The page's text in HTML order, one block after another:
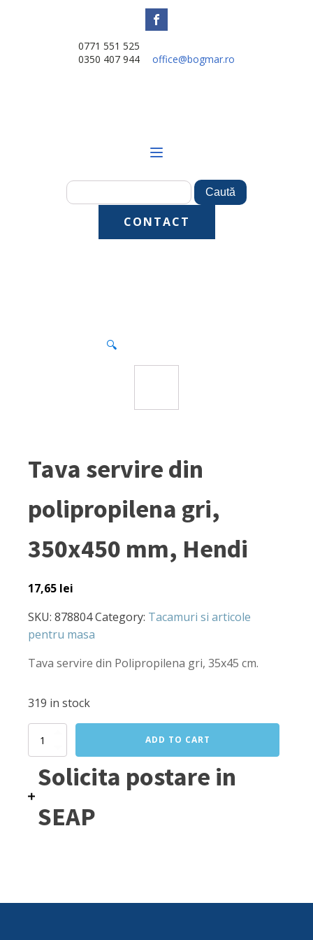
0771 551 525
0350 407 944
office@bogmar.ro
CONTACT
🔍
Tava servire din
polipropilena gri,
350x450 mm, Hendi
17,65 lei
SKU: 878804Category: Tacamuri si articole
pentru masa
Tava servire din Polipropilena gri, 35x45 cm.
319 in stock
Tava
polipropilena
350x450
mm,
Hendi
ADD TO CART
Solicita postare in
SEAP